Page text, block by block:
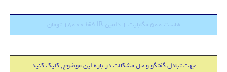
هاست 500 مگابایت + دامین IR فقط 18000 تومان
جهت تبادل گفتگو و حل مشکلات در باره این موضوع , کلیک کنید